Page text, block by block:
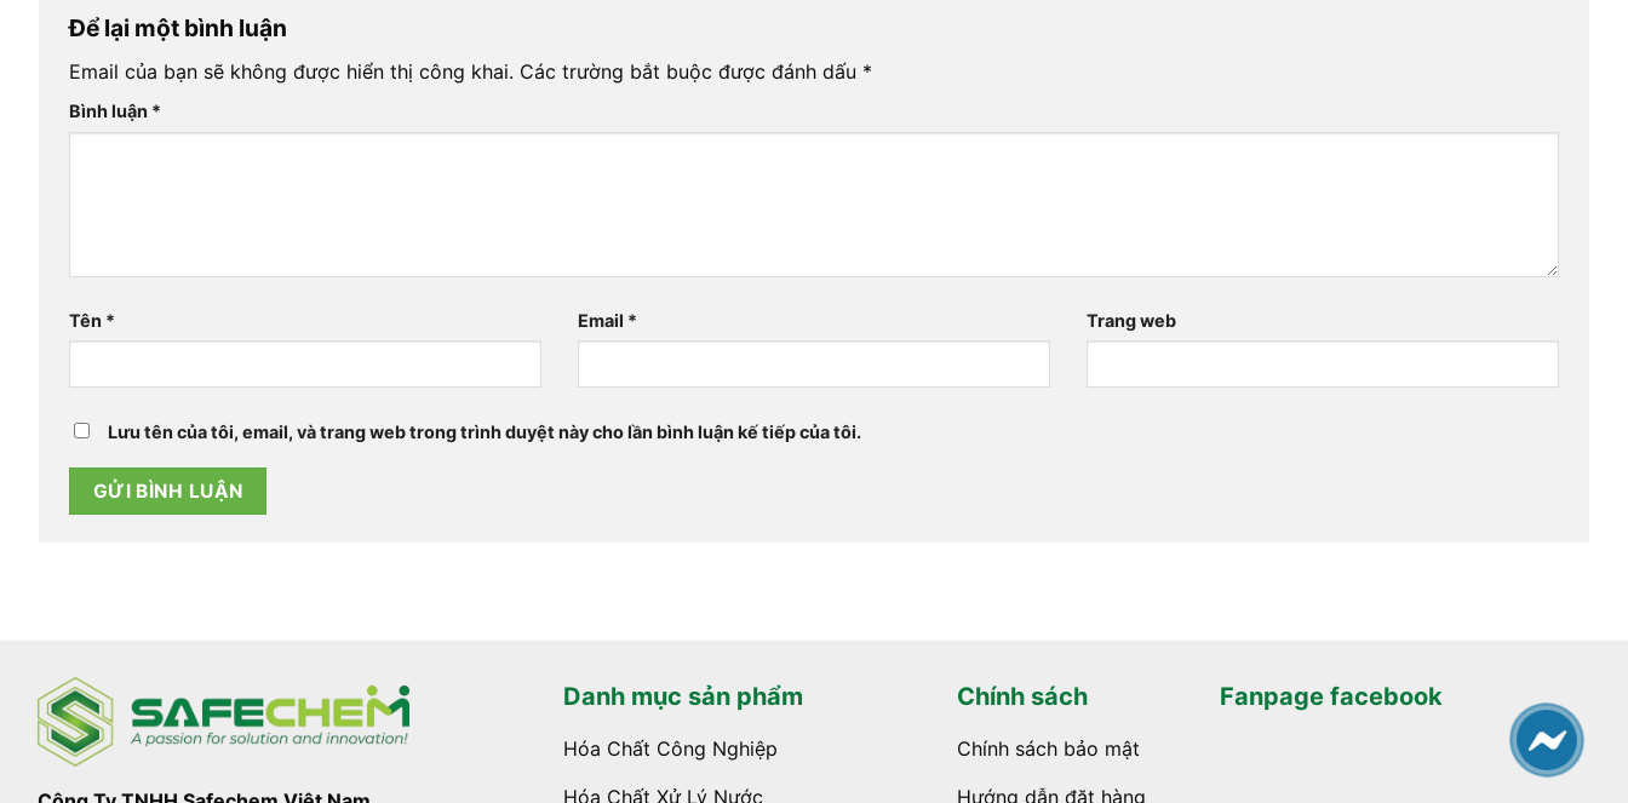
Để lại một bình luận
Email của bạn sẽ không được hiển thị công khai. Các trường bắt buộc được đánh dấu *
Bình luận *
Tên * Email * Trang web
Lưu tên của tôi, email, và trang web trong trình duyệt này cho lần bình luận kế tiếp của tôi.
Danh mục sản phẩm
Hóa Chất Công Nghiệp
Hóa Chất Xử Lý Nước
Chính sách
Chính sách bảo mật
Hướng dẫn đặt hàng
Fanpage facebook